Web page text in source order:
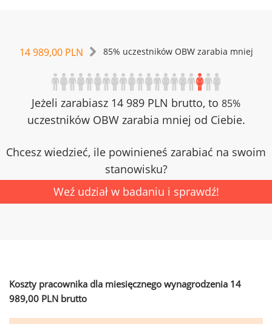
14 989,00 PLN 85% uczestników OBW zarabia mniej
Jeżeli zarabiasz 14 989 PLN brutto, to 85%
uczestników OBW zarabia mniej od Ciebie.
Chcesz wiedzieć, ile powinieneś zarabiać na swoim
stanowisku?
Weź udział w badaniu i sprawdź!
Koszty pracownika dla miesięcznego wynagrodzenia 14
989,00 PLN brutto